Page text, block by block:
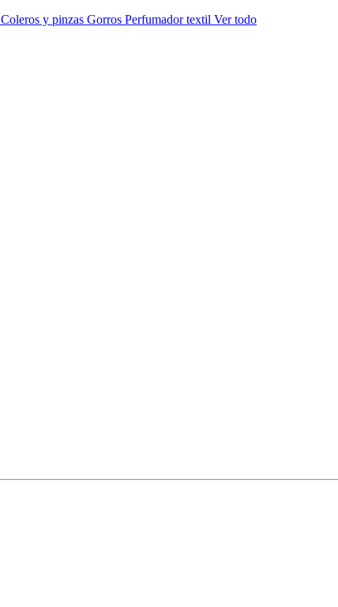
Coleros y pinzas Gorros Perfumador textil Ver todo